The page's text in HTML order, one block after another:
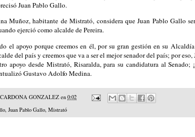
Juan Pablo Gallo.
Muñoz, habitante de Mistrató, considera que Juan Pablo Gallo
ejerció como alcalde de Pereira.
el apoyo porque creemos en él, por su gran gestión en su Alcaldía
del país y creemos que va a ser el mejor senador del país; por eso,
apoyo desde Mistrató, Risaralda, para su candidatura al Senado;
Gustavo Adolfo Medina.
GONZALEZ en 0:02
, Juan Pablo Gallo, Mistrató